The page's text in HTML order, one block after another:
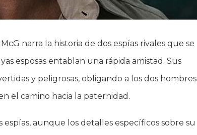
narra la historia de dos espías rivales que se
esposas entablan una rápida amistad. Sus
y peligrosas, obligando a los dos hombres
el camino hacia la paternidad.
aunque los detalles específicos sobre su